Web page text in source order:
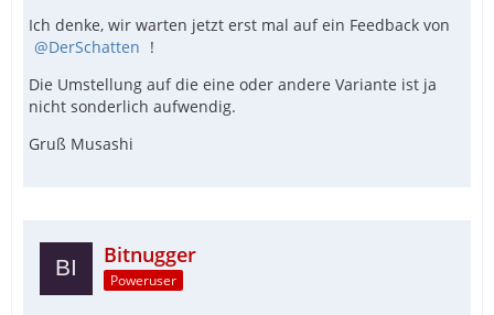
Ich denke, wir warten jetzt erst mal auf ein Feedback von
DerSchatten !
Die Umstellung auf die eine oder andere Variante ist ja
nicht sonderlich aufwendig.
Gruß Musashi
Bitnugger
Poweruser